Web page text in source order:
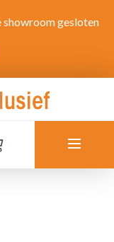
showroom gesloten